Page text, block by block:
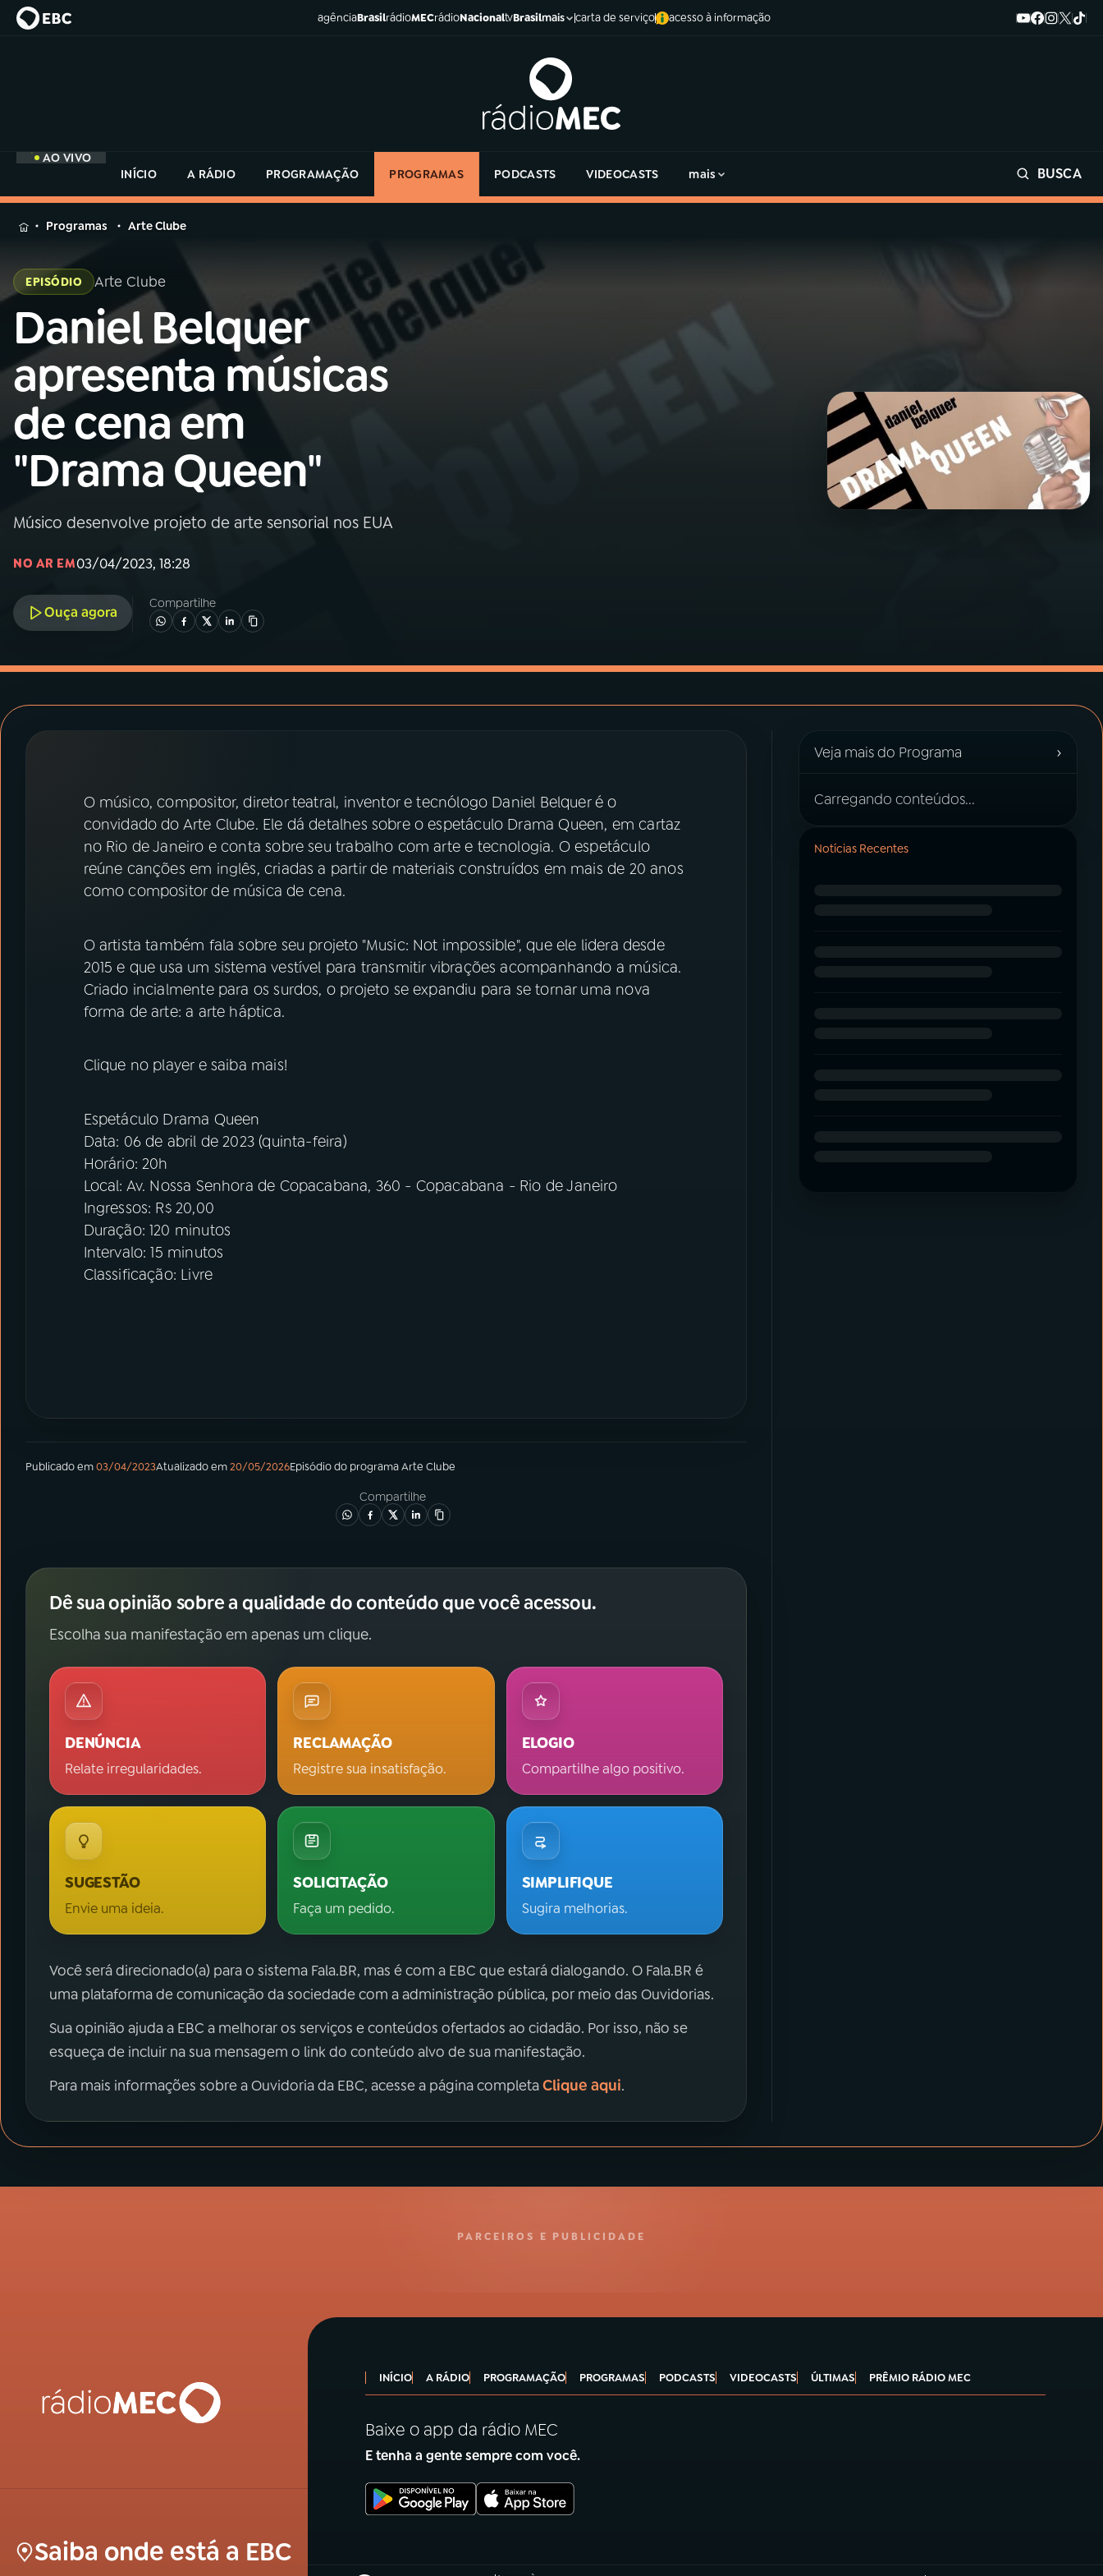
agênciaBrasilrádioMECrádioNacionaltvBrasilmais carta de serviço acesso à informação
AO VIVO
INÍCIO
A RÁDIO PROGRAMAÇÃO PROGRAMAS PODCASTS VIDEOCASTS mais BUSCA
MENU
Buscar
na
Rádio
MEC
Buscar
AO VIVO
01 INÍCIO
02 A RÁDIO
03 PROGRAMAÇÃO
05PODCASTS
PRÊMIO RÁDIO MEC
ACOMPANHE A RÁDIO MEC
YouTube Facebook
na
Rádio
Programas Arte Clube
EPISÓDIO Arte Clube
Daniel Belquer
apresenta músicas
de cena em
"Drama Queen"
Músico desenvolve projeto de arte sensorial nos EUA
NO AR EM03/04/2023, 18:28
Ouça agora
Compartilhe
O músico, compositor, diretor teatral, inventor e tecnólogo Daniel Belquer é o
convidado do Arte Clube. Ele dá detalhes sobre o espetáculo Drama Queen, em cartaz
no Rio de Janeiro e conta sobre seu trabalho com arte e tecnologia. O espetáculo
reúne canções em inglês, criadas a partir de materiais construídos em mais de 20 anos
como compositor de música de cena.
O artista também fala sobre seu projeto "Music: Not impossible", que ele lidera desde
2015 e que usa um sistema vestível para transmitir vibrações acompanhando a música.
Criado incialmente para os surdos, o projeto se expandiu para se tornar uma nova
forma de arte: a arte háptica.
Clique no player e saiba mais!
Espetáculo Drama Queen
Data: 06 de abril de 2023 (quinta-feira)
Horário: 20h
Local: Av. Nossa Senhora de Copacabana, 360 - Copacabana - Rio de Janeiro
Ingressos: R$ 20,00
Duração: 120 minutos
Intervalo: 15 minutos
Classificação: Livre
Publicado em03/04/2023Atualizado em20/05/2026Episódiodo programaArte Clube
Compartilhe
Dê sua opinião sobre a qualidade do conteúdo que você acessou.
Escolha sua manifestação em apenas um clique.
DENÚNCIA
Relate irregularidades.
RECLAMAÇÃO
Registre sua insatisfação.
ELOGIO
Compartilhe algo positivo.
SUGESTÃO
Envie uma ideia.
SOLICITAÇÃO
Faça um pedido.
SIMPLIFIQUE
Sugira melhorias.
Você será direcionado(a) para o sistema Fala.BR, mas é com a EBC que estará dialogando. O Fala.BR é
uma plataforma de comunicação da sociedade com a administração pública, por meio das Ouvidorias.
Sua opinião ajuda a EBC a melhorar os serviços e conteúdos ofertados ao cidadão. Por isso, não se
esqueça de incluir na sua mensagem o link do conteúdo alvo de sua manifestação.
Para mais informações sobre a Ouvidoria da EBC, acesse a página completaClique aqui.
Veja mais do Programa ›
Carregando conteúdos...
Notícias Recentes
PARCEIROS E PUBLICIDADE
Saiba onde está a EBC
INÍCIO A RÁDIO PROGRAMAÇÃO PROGRAMAS PODCASTS VIDEOCASTS ÚLTIMAS PRÊMIO RÁDIO MEC
Baixe o app da rádio MEC
E tenha a gente sempre com você.